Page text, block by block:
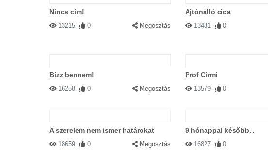
Nincs cím!
13215 0 Megosztás
Ajtónálló cica
13481 0
Bízz bennem!
16258 0 Megosztás
Prof Cirmi
13579 0
A szerelem nem ismer határokat
18659 0 Megosztás
9 hónappal később...
16827 0